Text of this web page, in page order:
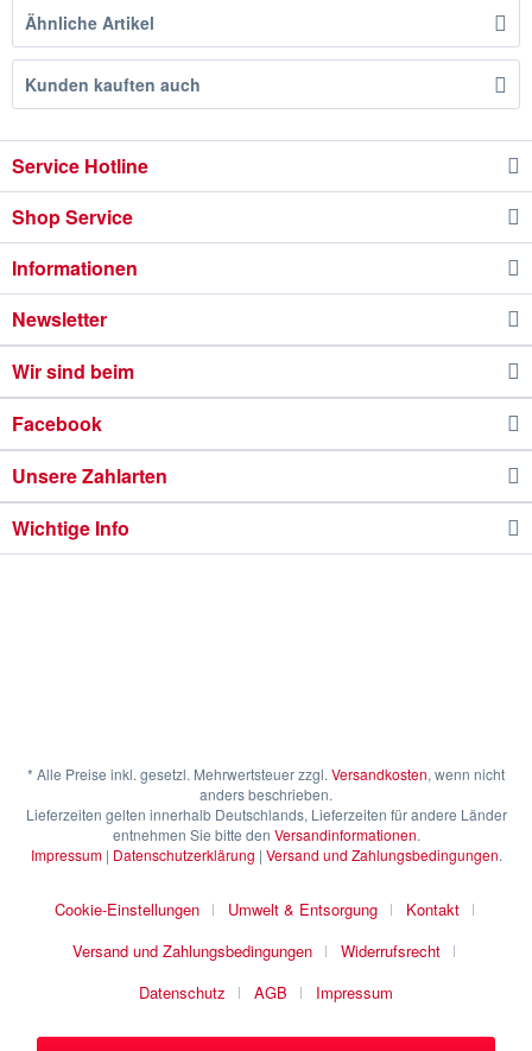
Ähnliche Artikel
Kunden kauften auch
Service Hotline
Shop Service
Informationen
Newsletter
Wir sind beim
Facebook
Unsere Zahlarten
Wichtige Info
* Alle Preise inkl. gesetzl. Mehrwertsteuer zzgl. Versandkosten, wenn nicht
anders beschrieben.
Lieferzeiten gelten innerhalb Deutschlands, Lieferzeiten für andere Länder
entnehmen Sie bitte den Versandinformationen.
Impressum| Datenschutzerklärung | Versand und Zahlungsbedingungen.
Cookie-Einstellungen Umwelt & Entsorgung
Kontakt
Versand und Zahlungsbedingungen
Widerrufsrecht
Datenschutz
AGB Impressum